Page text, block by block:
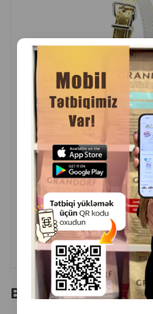
( Rəylər)
Çəki
1 ədəd
Bu brendin başqa